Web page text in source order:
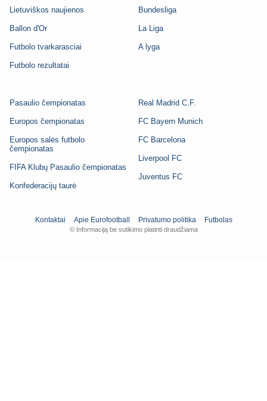
Lietuviškos naujienos
Ballon d'Or
Futbolo tvarkarasciai
Futbolo rezultatai
Bundesliga
La Liga
A lyga
Pasaulio čempionatas
Europos čempionatas
Europos salės futbolo
čempionatas
FIFA Klubų Pasaulio čempionatas
Konfederacijų taurė
Real Madrid C.F.
FC Bayern Munich
FC Barcelona
Liverpool FC
Juventus FC
Kontaktai Apie Eurofootball Privatumo politika Futbolas
© Informaciją be sutikimo platinti draudžiama